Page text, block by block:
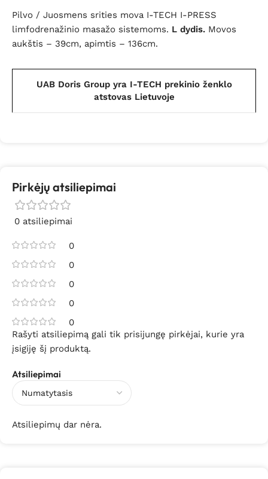
Pilvo / Juosmens srities mova I-TECH I-PRESS
limfodrenažinio masažo sistemoms. L dydis. Movos
aukštis – 39cm, apimtis – 136cm.
UAB Doris Group yra I-TECH prekinio ženklo
atstovas Lietuvoje
Pirkėjų atsiliepimai
0 atsiliepimai
0
0
0
0
0
Atsiliepimai
Atsiliepimų dar nėra.
Rašyti atsiliepimą gali tik prisijungę pirkėjai, kurie yra
įsigiję šį produktą.